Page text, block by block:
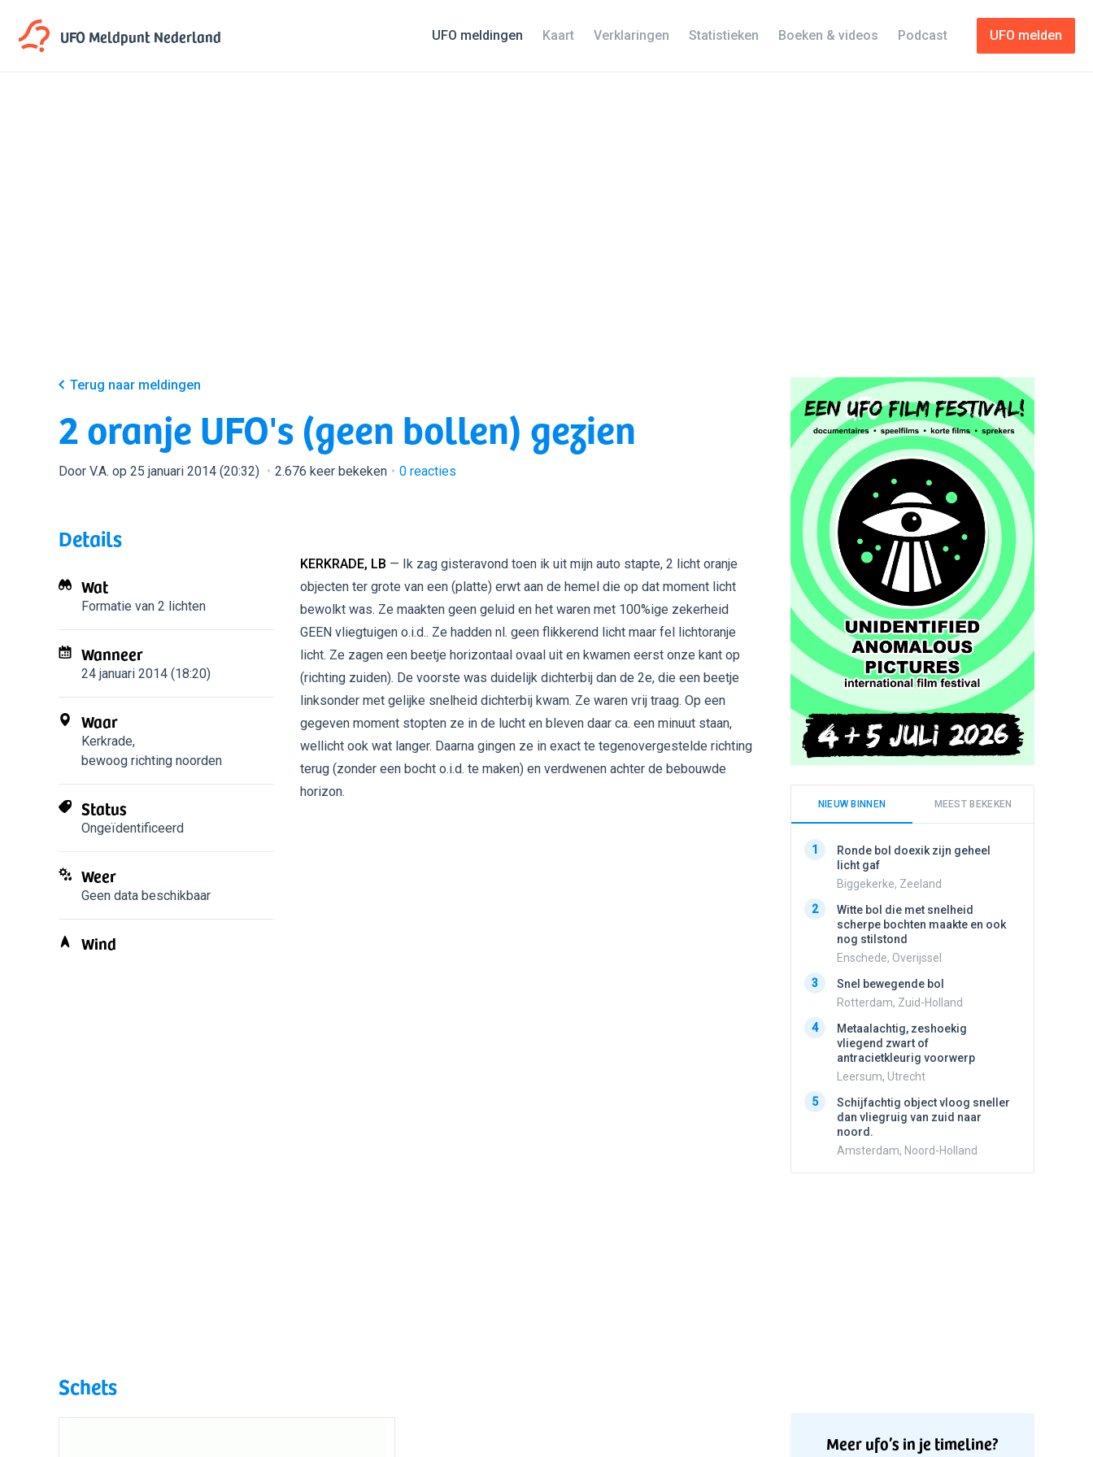
UFO MeldpuntNederland UFO melden
UFO meldingen Kaart Verklaringen Statistieken Boeken & videos Podcast
Terug naar meldingen
2 oranje UFO's (geen bollen) gezien
Door V.A. op 25 januari 2014 (20:32) 2.676 keer bekeken 0 reacties
Details
Wat
Formatie van 2 lichten
Wanneer
24 januari 2014 (18:20)
Waar
Kerkrade,
bewoog richting noorden
Status
Ongeïdentificeerd
Weer
Geen data beschikbaar
Wind
KERKRADE, LB — Ik zag gisteravond toen ik uit mijn auto stapte, 2 licht oranje
objecten ter grote van een (platte) erwt aan de hemel die op dat moment licht
bewolkt was. Ze maakten geen geluid en het waren met 100%ige zekerheid
GEEN vliegtuigen o.i.d.. Ze hadden nl. geen flikkerend licht maar fel lichtoranje
licht. Ze zagen een beetje horizontaal ovaal uit en kwamen eerst onze kant op
(richting zuiden). De voorste was duidelijk dichterbij dan de 2e, die een beetje
linksonder met gelijke snelheid dichterbij kwam. Ze waren vrij traag. Op een
gegeven moment stopten ze in de lucht en bleven daar ca. een minuut staan,
wellicht ook wat langer. Daarna gingen ze in exact te tegenovergestelde richting
terug (zonder een bocht o.i.d. te maken) en verdwenen achter de bebouwde
horizon.
Schets
NIEUW BINNEN MEEST BEKEKEN
1
Ronde bol doexik zijn geheel
licht gaf
Biggekerke, Zeeland
2
Witte bol die met snelheid
scherpe bochten maakte en ook
nog stilstond
Enschede, Overijssel
3
Snel bewegende bol
Rotterdam, Zuid-Holland
4
Metaalachtig, zeshoekig
vliegend zwart of
antracietkleurig voorwerp
Leersum, Utrecht
5
Schijfachtig object vloog sneller
dan vliegruig van zuid naar
noord.
Amsterdam, Noord-Holland
Meer ufo’s in je timeline?